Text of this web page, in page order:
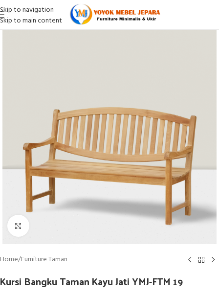
Skip to navigation
Skip to main content
Click to enlarge
Home/Furniture Taman
Kursi Bangku Taman Kayu Jati YMJ-FTM 19